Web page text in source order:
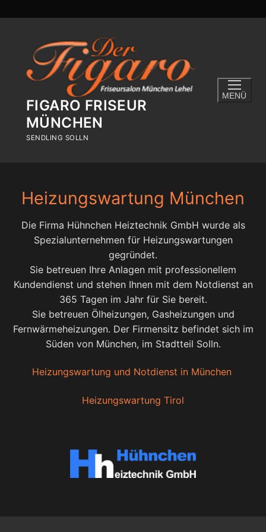
springen
FIGARO FRISEUR
MÜNCHEN
SENDLING SOLLN
MENÜ
Heizungswartung München
Die Firma Hühnchen Heiztechnik GmbH wurde als
Spezialunternehmen für Heizungswartungen
gegründet.
Sie betreuen Ihre Anlagen mit professionellem
Kundendienst und stehen Ihnen mit dem Notdienst an
365 Tagen im Jahr für Sie bereit.
Sie betreuen Ölheizungen, Gasheizungen und
Fernwärmeheizungen. Der Firmensitz befindet sich im
Süden von München, im Stadtteil Solln.
Heizungswartung und Notdienst in München
Heizungswartung Tirol